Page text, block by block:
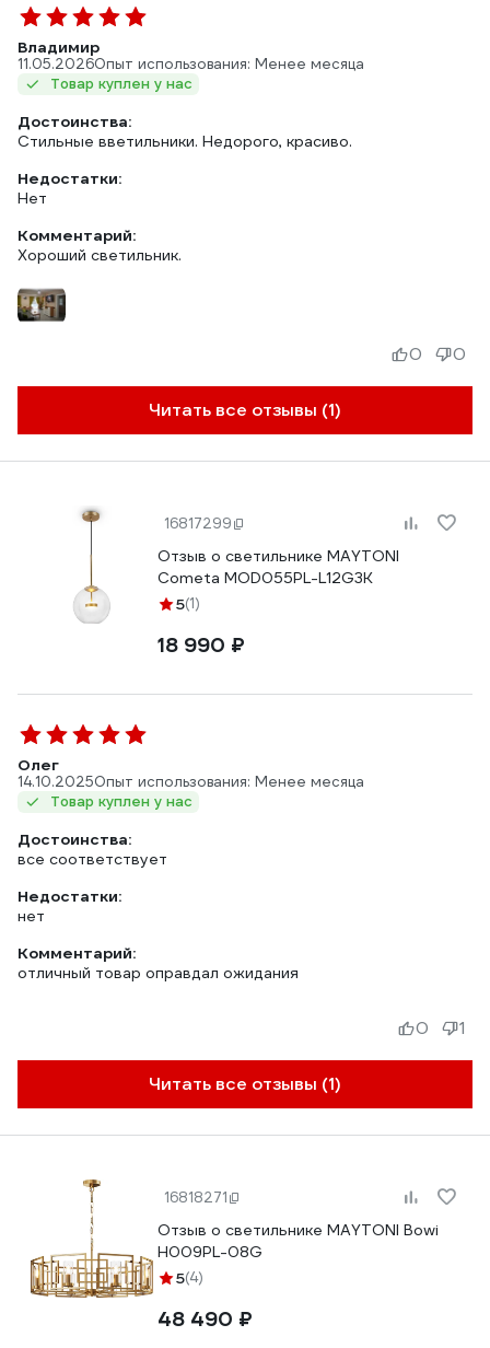
Владимир
11.05.2026Опыт использования: Менее месяца
Товар куплен у нас
Достоинства:
Стильные вветильники. Недорого, красиво.
Недостатки:
Нет
Комментарий:
Хороший светильник.
Читать все отзывы (1)
0 0
16817299
Отзыв о светильнике MAYTONI
Cometa MOD055PL-L12G3K
5(1)
18 990 ₽
Олег
14.10.2025Опыт использования: Менее месяца
Товар куплен у нас
Достоинства:
все соответствует
Недостатки:
нет
Комментарий:
отличный товар оправдал ожидания
Читать все отзывы (1)
0 1
16818271
Отзыв о светильнике MAYTONI Bowi
H009PL-08G
5(4)
48 490 ₽